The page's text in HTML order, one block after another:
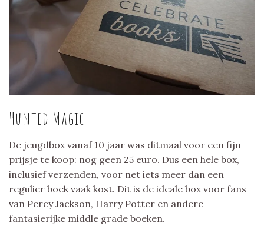
Hunted Magic
De jeugdbox vanaf 10 jaar was ditmaal voor een fijn
prijsje te koop: nog geen 25 euro. Dus een hele box,
inclusief verzenden, voor net iets meer dan een
regulier boek vaak kost. Dit is de ideale box voor fans
van Percy Jackson, Harry Potter en andere
fantasierijke middle grade boeken.